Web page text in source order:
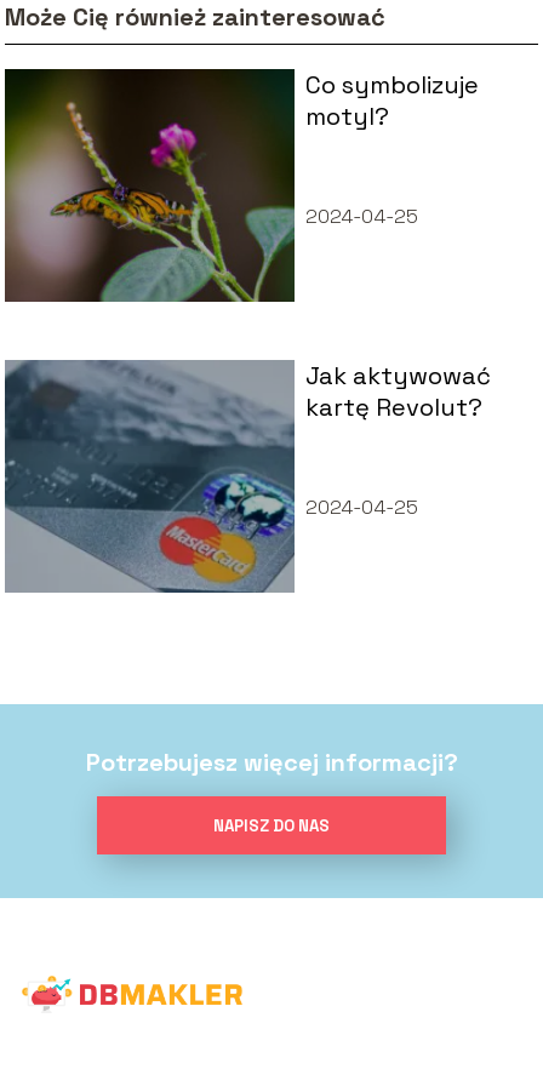
Może Cię również zainteresować
Co symbolizuje
motyl?
2024-04-25
Jak aktywować
kartę Revolut?
2024-04-25
Potrzebujesz więcej informacji?
NAPISZ DO NAS